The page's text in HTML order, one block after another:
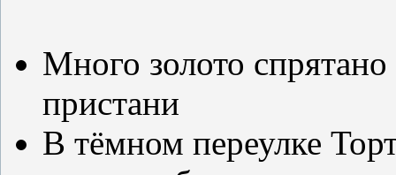
Много золото спрятано
пристани
В тёмном переулке